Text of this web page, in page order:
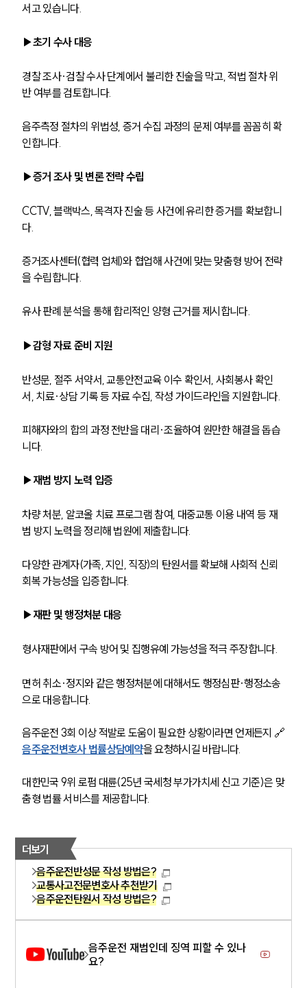
서고 있습니다.
▶초기 수사 대응
경찰 조사·검찰 수사 단계에서 불리한 진술을 막고, 적법 절차 위
반 여부를 검토합니다.
음주측정 절차의 위법성, 증거 수집 과정의 문제 여부를 꼼꼼히 확
인합니다.
▶증거 조사 및 변론 전략 수립
CCTV, 블랙박스, 목격자 진술 등 사건에 유리한 증거를 확보합니
다.
증거조사센터(협력 업체)와 협업해 사건에 맞는 맞춤형 방어 전략
을 수립합니다.
유사 판례 분석을 통해 합리적인 양형 근거를 제시합니다.
▶감형 자료 준비 지원
반성문, 절주 서약서, 교통안전교육 이수 확인서, 사회봉사 확인
서, 치료·상담 기록 등 자료 수집, 작성 가이드라인을 지원합니다.
피해자와의 합의 과정 전반을 대리·조율하여 원만한 해결을 돕습
니다.
▶재범 방지 노력 입증
차량 처분, 알코올 치료 프로그램 참여, 대중교통 이용 내역 등 재
범 방지 노력을 정리해 법원에 제출합니다.
다양한 관계자(가족, 지인, 직장)의 탄원서를 확보해 사회적 신뢰
회복 가능성을 입증합니다.
▶재판 및 행정처분 대응
형사재판에서 구속 방어 및 집행유예 가능성을 적극 주장합니다.
면허 취소·정지와 같은 행정처분에 대해서도 행정심판·행정소송
으로 대응합니다.
음주운전 3회 이상 적발로 도움이 필요한 상황이라면 언제든지 🔗
음주운전변호사 법률상담예약을 요청하시길 바랍니다.
대한민국 9위 로펌 대륜(25년 국세청 부가가치세 신고 기준)은 맞
춤형 법률 서비스를 제공합니다.
더보기
음주운전반성문 작성 방법은?
교통사고전문변호사 추천받기
음주운전탄원서 작성 방법은?
음주운전 재범인데 징역 피할 수 있나
요?